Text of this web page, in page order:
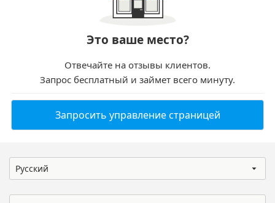
Это ваше место?
Отвечайте на отзывы клиентов.
Запрос бесплатный и займет всего минуту.
Запросить управление страницей
Русский